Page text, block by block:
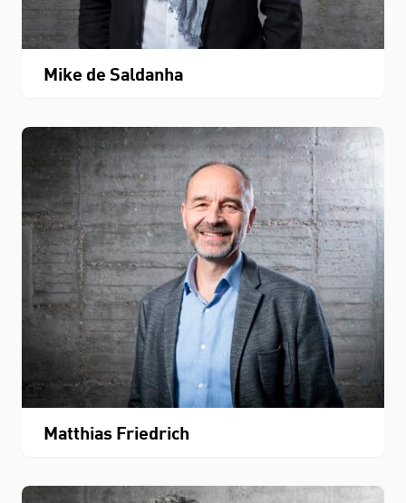
Mike de Saldanha
Matthias Friedrich